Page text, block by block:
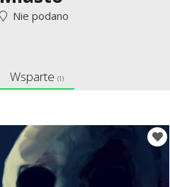
Nie podano
Wsparte (1)